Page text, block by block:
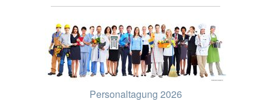
Personaltagung 2026